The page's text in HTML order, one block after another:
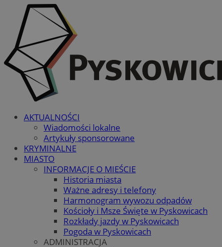
AKTUALNOŚCI
Wiadomości lokalne
Artykuły sponsorowane
KRYMINALNE
MIASTO
INFORMACJE O MIEŚCIE
Historia miasta
Ważne adresy i telefony
Harmonogram wywozu odpadów
Kościoły i Msze Święte w Pyskowicach
Rozkłady jazdy w Pyskowicach
Pogoda w Pyskowicach
ADMINISTRACJA